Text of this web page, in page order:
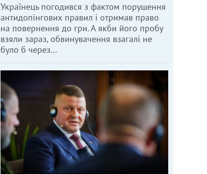
Українець погодився з фактом порушення
антидопінгових правил і отримав право
на повернення до гри. А якби його пробу
взяли зараз, обвинувачення взагалі не
було б через…